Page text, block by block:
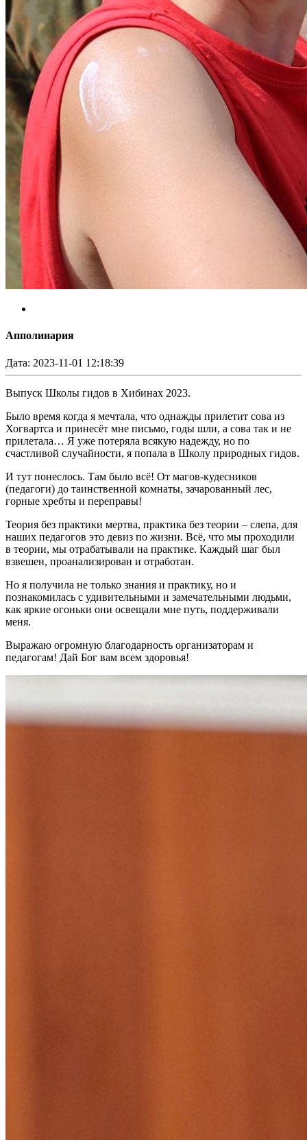
Апполинария
Дата: 2023-11-01 12:18:39
Выпуск Школы гидов в Хибинах 2023.
Было время когда я мечтала, что однажды прилетит сова из
Хогвартса и принесёт мне письмо, годы шли, а сова так и не
прилетала… Я уже потеряла всякую надежду, но по
счастливой случайности, я попала в Школу природных гидов.
И тут понеслось. Там было всё! От магов-кудесников
(педагоги) до таинственной комнаты, зачарованный лес,
горные хребты и переправы!
Теория без практики мертва, практика без теории – слепа, для
наших педагогов это девиз по жизни. Всё, что мы проходили
в теории, мы отрабатывали на практике. Каждый шаг был
взвешен, проанализирован и отработан.
Но я получила не только знания и практику, но и
познакомилась с удивительными и замечательными людьми,
как яркие огоньки они освещали мне путь, поддерживали
меня.
Выражаю огромную благодарность организаторам и
педагогам! Дай Бог вам всем здоровья!